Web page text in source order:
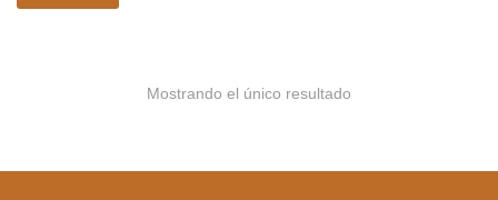
Mostrando el único resultado